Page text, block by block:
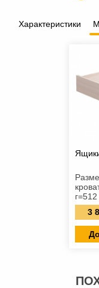
Характеристики
г=512
3